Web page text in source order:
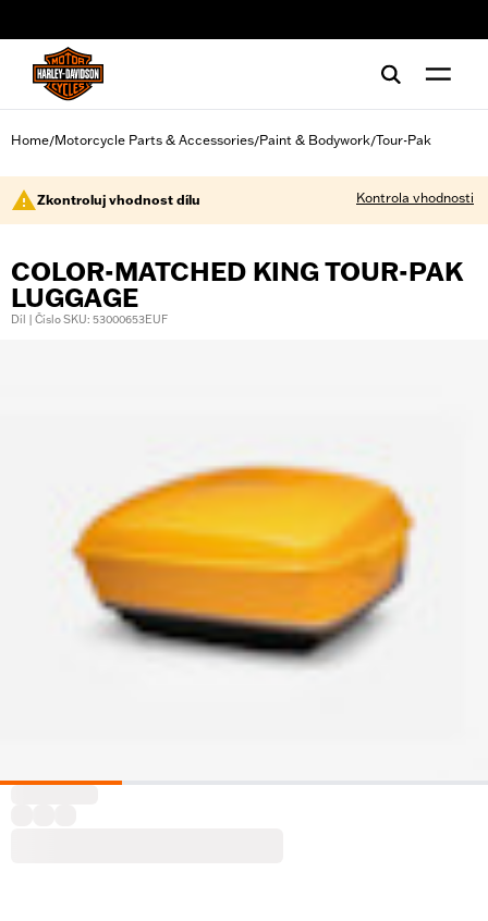
Home/Motorcycle Parts & Accessories/Paint & Bodywork/Tour-Pak
Zkontroluj vhodnost dílu Kontrola vhodnosti
COLOR-MATCHED KING TOUR-PAK
LUGGAGE
Díl | Číslo SKU: 53000653EUF